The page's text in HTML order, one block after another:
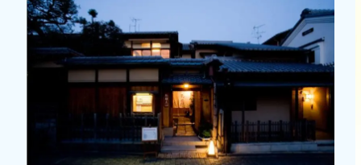
か？
「京料理 花咲 萬治郎」をおトクに楽しむ
方法はありますか？
「京料理 花咲 萬治郎」の店舗情報
「京料理 花咲 萬治郎」で京都の味と文化を満